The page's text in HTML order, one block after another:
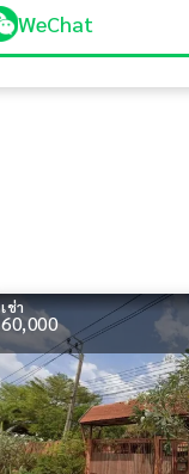
WeChat
เช่า
60,000